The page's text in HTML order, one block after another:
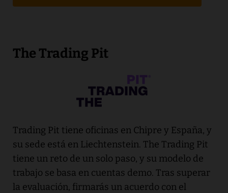
The Trading Pit
Trading Pit tiene oficinas en Chipre y España, y
su sede está en Liechtenstein. The Trading Pit
tiene un reto de un solo paso, y su modelo de
trabajo se basa en cuentas demo. Tras superar
la evaluación, firmarás un acuerdo con el